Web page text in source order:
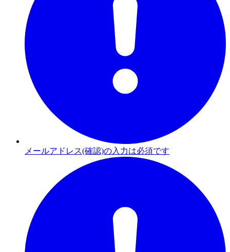
メールアドレス(確認)の入力は必須です